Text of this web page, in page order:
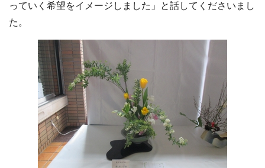
っていく希望をイメージしました」と話してくださいまし
た。